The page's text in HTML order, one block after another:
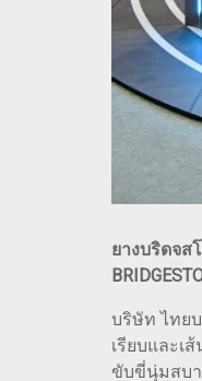
ยางบริดจส
บริษัท ไทยบ
เรียบและเ
ขับขี่นุ่มสบา